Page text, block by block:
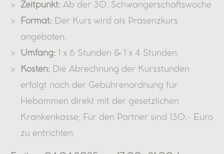
Zeitpunkt: Ab der 30. Schwangerschaftswoche
Format: Der Kurs wird als Präsenzkurs
angeboten.
Umfang: 1 x 6 Stunden & 1 x 4 Stunden.
Kosten: Die Abrechnung der Kursstunden
erfolgt nach der Gebührenordnung für
Hebammen direkt mit der gesetzlichen
Krankenkasse; Für den Partner sind 130,- Euro
zu entrichten.